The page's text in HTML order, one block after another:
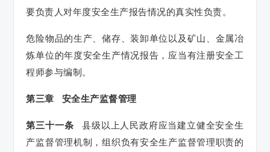
要负责人对年度安全生产报告情况的真实性负责。
危险物品的生产、储存、装卸单位以及矿山、金属冶
炼单位的年度安全生产情况报告，应当有注册安全工
程师参与编制。
第三章 安全生产监督管理
第三十一条 县级以上人民政府应当建立健全安全生
产监督管理机制，组织负有安全生产监督管理职责的